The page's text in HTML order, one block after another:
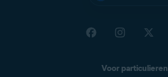
Voor particulieren